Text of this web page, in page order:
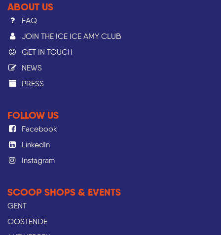
ABOUT US
FAQ
JOIN THE ICE ICE AMY CLUB
GET IN TOUCH
NEWS
PRESS​
FOLLOW US
Facebook
LinkedIn
Instagram
SCOOP SHOPS & EVENTS
GENT
OOSTENDE